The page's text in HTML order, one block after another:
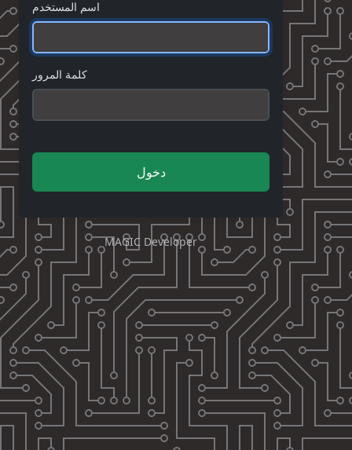
اسم المستخدم
كلمة المرور
دخول
MAGIC Developer